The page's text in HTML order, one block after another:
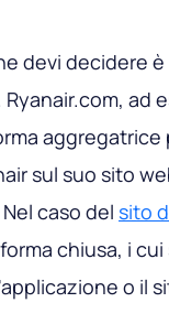
devi decidere
ad
aggregatrice
sul suo sito
caso del sito
chiusa, i cui
o il